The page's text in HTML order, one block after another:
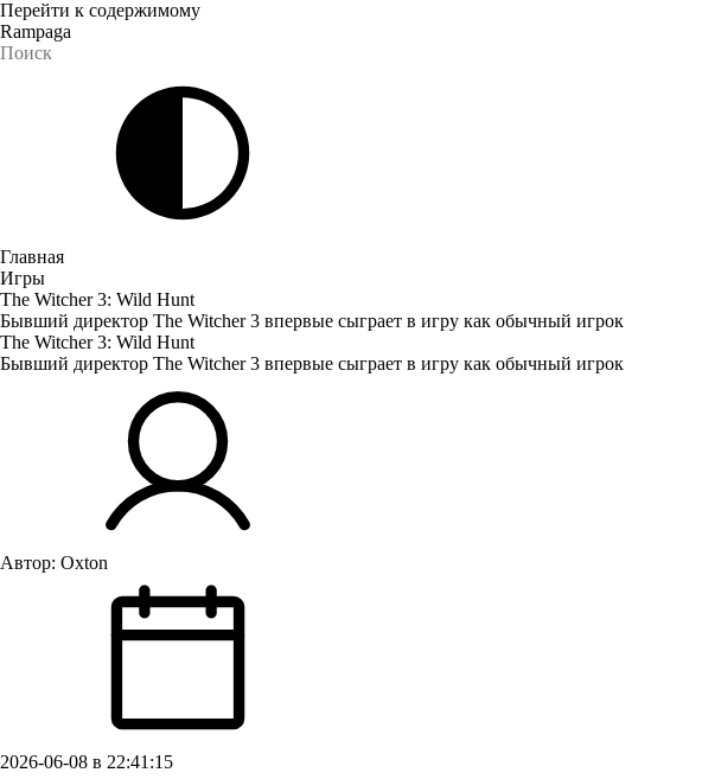
Перейти к содержимому
Rampaga
Главная
Игры
The Witcher 3: Wild Hunt
Бывший директор The Witcher 3 впервые сыграет в игру как обычный игрок
The Witcher 3: Wild Hunt
Бывший директор The Witcher 3 впервые сыграет в игру как обычный игрок
Автор: Oxton
2026-06-08 в 22:41:15